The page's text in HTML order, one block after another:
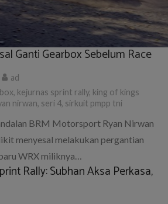
Ganti Gearbox Sebelum Race
ad
, kejurnas sprint rally, king of kings
nirwan, seri 4, sirkuit pmpp tni
BRM Motorsport Ryan Nirwan
menyesal melakukan pergantian
WRX miliknya…
Rally: Subhan Aksa Perkasa,